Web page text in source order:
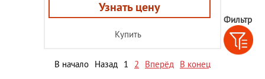
Фильтр
Узнать цену
Купить
В начало Назад 1 2 Вперёд В конец